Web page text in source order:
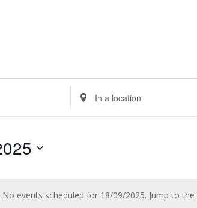
Notice
No events scheduled for 18/09/2025. Jump to the
Enter
Location.
Search